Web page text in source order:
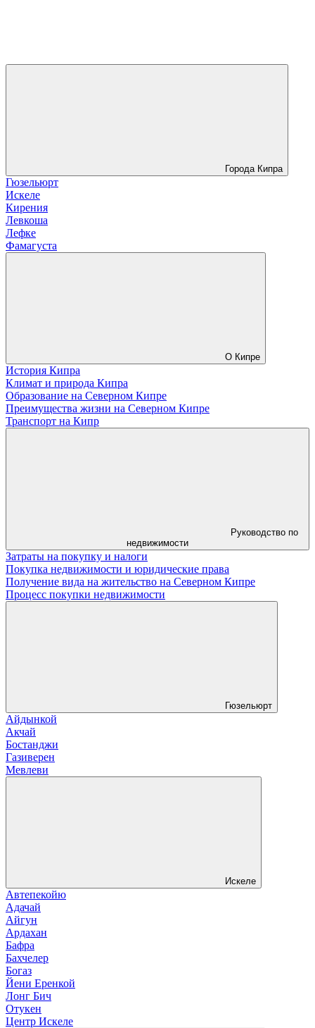
Города Кипра
Гюзельюрт
Искеле
Кирения
Левкоша
Лефке
Фамагуста
О Кипре
История Кипра
Климат и природа Кипра
Образование на Северном Кипре
Преимущества жизни на Северном Кипре
Транспорт на Кипр
Руководство по
недвижимости
Затраты на покупку и налоги
Покупка недвижимости и юридические права
Получение вида на жительство на Северном Кипре
Процесс покупки недвижимости
Гюзельюрт
Айдынкой
Акчай
Бостанджи
Газиверен
Мевлеви
Искеле
Автепекойю
Адачай
Айгун
Ардахан
Бафра
Бахчелер
Богаз
Йени Еренкой
Лонг Бич
Отукен
Центр Искеле